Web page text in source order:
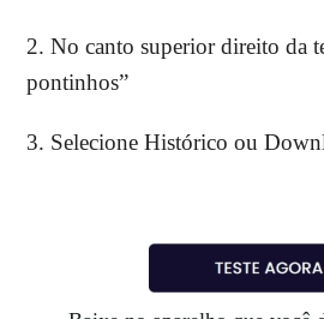
2. No canto superior direito da
pontinhos”
3. Selecione Histórico ou